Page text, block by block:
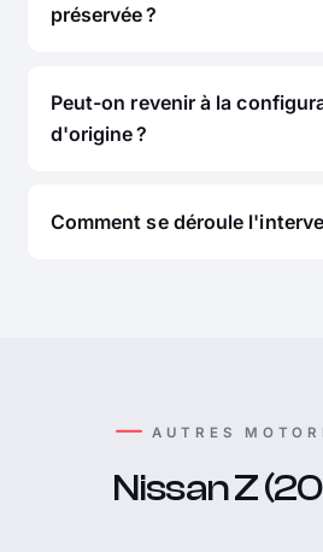
préservée ?
Peut-on revenir à la
d'origine ?
Comment se déroule
AUTRES
Nissan Z